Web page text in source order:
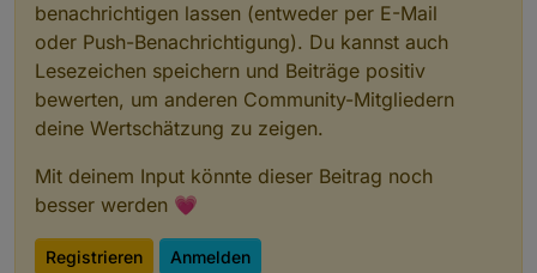
benachrichtigen lassen (entweder per E-Mail
oder Push-Benachrichtigung). Du kannst auch
Lesezeichen speichern und Beiträge positiv
bewerten, um anderen Community-Mitgliedern
deine Wertschätzung zu zeigen.
Mit deinem Input könnte dieser Beitrag noch
besser werden 💗
Registrieren Anmelden